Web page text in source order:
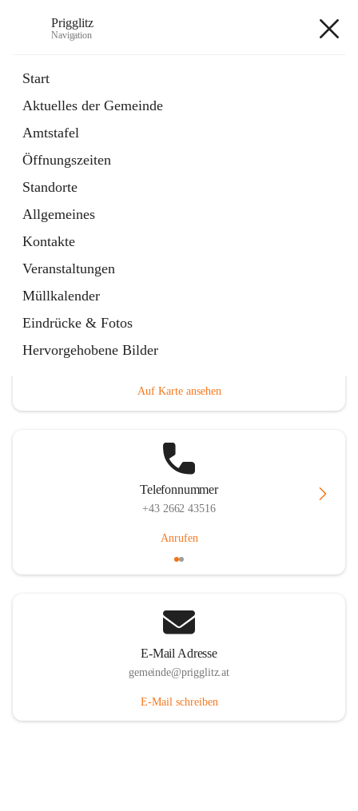
Prigglitz
Navigation
Start
Aktuelles der Gemeinde
Amtstafel
Öffnungszeiten
Standorte
Allgemeines
Kontakte
Veranstaltungen
Müllkalender
Eindrücke & Fotos
Hervorgehobene Bilder
Externe Webseite
in
Tab
Gemeindezeitung
Ordner
öffnet
in
neuem
Tab
Hauptadresse
Auf Karte ansehen
Telefonnummer
+43 2662 43516
Anrufen
E-Mail Adresse
gemeinde@prigglitz.at
E-Mail schreiben